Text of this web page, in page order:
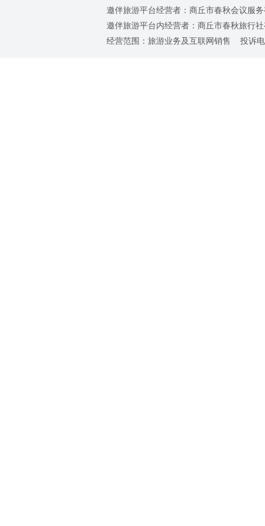
邀伴旅游平台经营者：商丘市春秋会议服
邀伴旅游平台内经营者：商丘市春秋旅行
经营范围：旅游业务及互联网销售 投诉